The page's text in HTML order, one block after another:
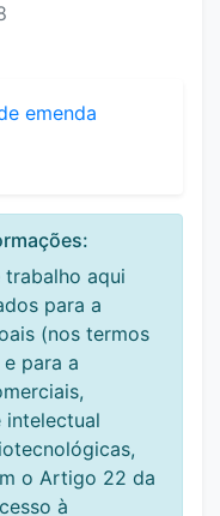
emenda
trabalho aqui
para a
(nos termos
para a
intelectual
o Artigo 22 da
à